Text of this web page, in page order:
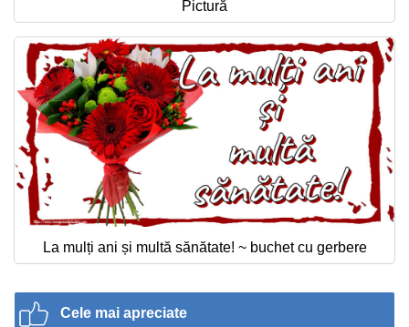
Pictură
La mulți ani și multă sănătate! ~ buchet cu gerbere
Cele mai apreciate